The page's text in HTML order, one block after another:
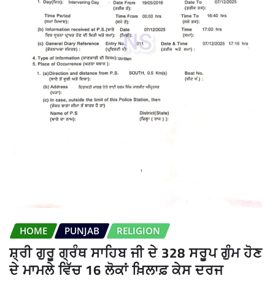
HOME PUNJAB RELIGION
ਸ਼੍ਰੀ ਗੁਰੂ ਗ੍ਰੰਥ ਸਾਹਿਬ ਜੀ ਦੇ 328 ਸਰੂਪ ਗੁੰਮ ਹੋਣ
ਦੇ ਮਾਮਲੇ ਵਿੱਚ 16 ਲੋਕਾਂ ਖ਼ਿਲਾਫ਼ ਕੇਸ ਦਰਜ